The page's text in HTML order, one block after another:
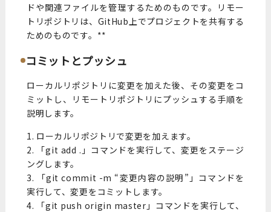
ドや関連ファイルを管理するためのものです。リモー
トリポジトリは、GitHub上でプロジェクトを共有する
ためのものです。**
コミットとプッシュ
ローカルリポジトリに変更を加えた後、その変更をコ
ミットし、リモートリポジトリにプッシュする手順を
説明します。
1. ローカルリポジトリで変更を加えます。
2. 「git add .」コマンドを実行して、変更をステージ
ングします。
3. 「git commit -m “変更内容の説明”」コマンドを
実行して、変更をコミットします。
4. 「git push origin master」コマンドを実行して、